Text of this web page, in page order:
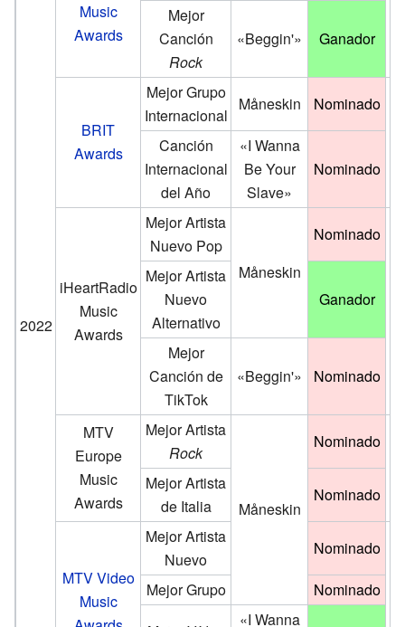
2022
Music
Awards
Mejor
Canción
Rock
«Beggin'» Ganador
BRIT
Awards
Mejor Grupo
Internacional
Måneskin
Nominado
Canción
Internacional
del Año
«I Wanna
Be Your
Slave»
Nominado
iHeartRadio
Music
Awards
Mejor Artista
Nuevo Pop
Måneskin
Nominado
Mejor Artista
Nuevo
Alternativo
Ganador
Mejor
Canción de
TikTok
«Beggin'» Nominado
MTV
Europe
Music
Awards
Mejor Artista
Rock
Måneskin
Nominado
Mejor Artista
de Italia
Nominado
MTV Video
Music
Mejor Artista
Nuevo
Nominado
Mejor Grupo
Nominado
«I Wanna